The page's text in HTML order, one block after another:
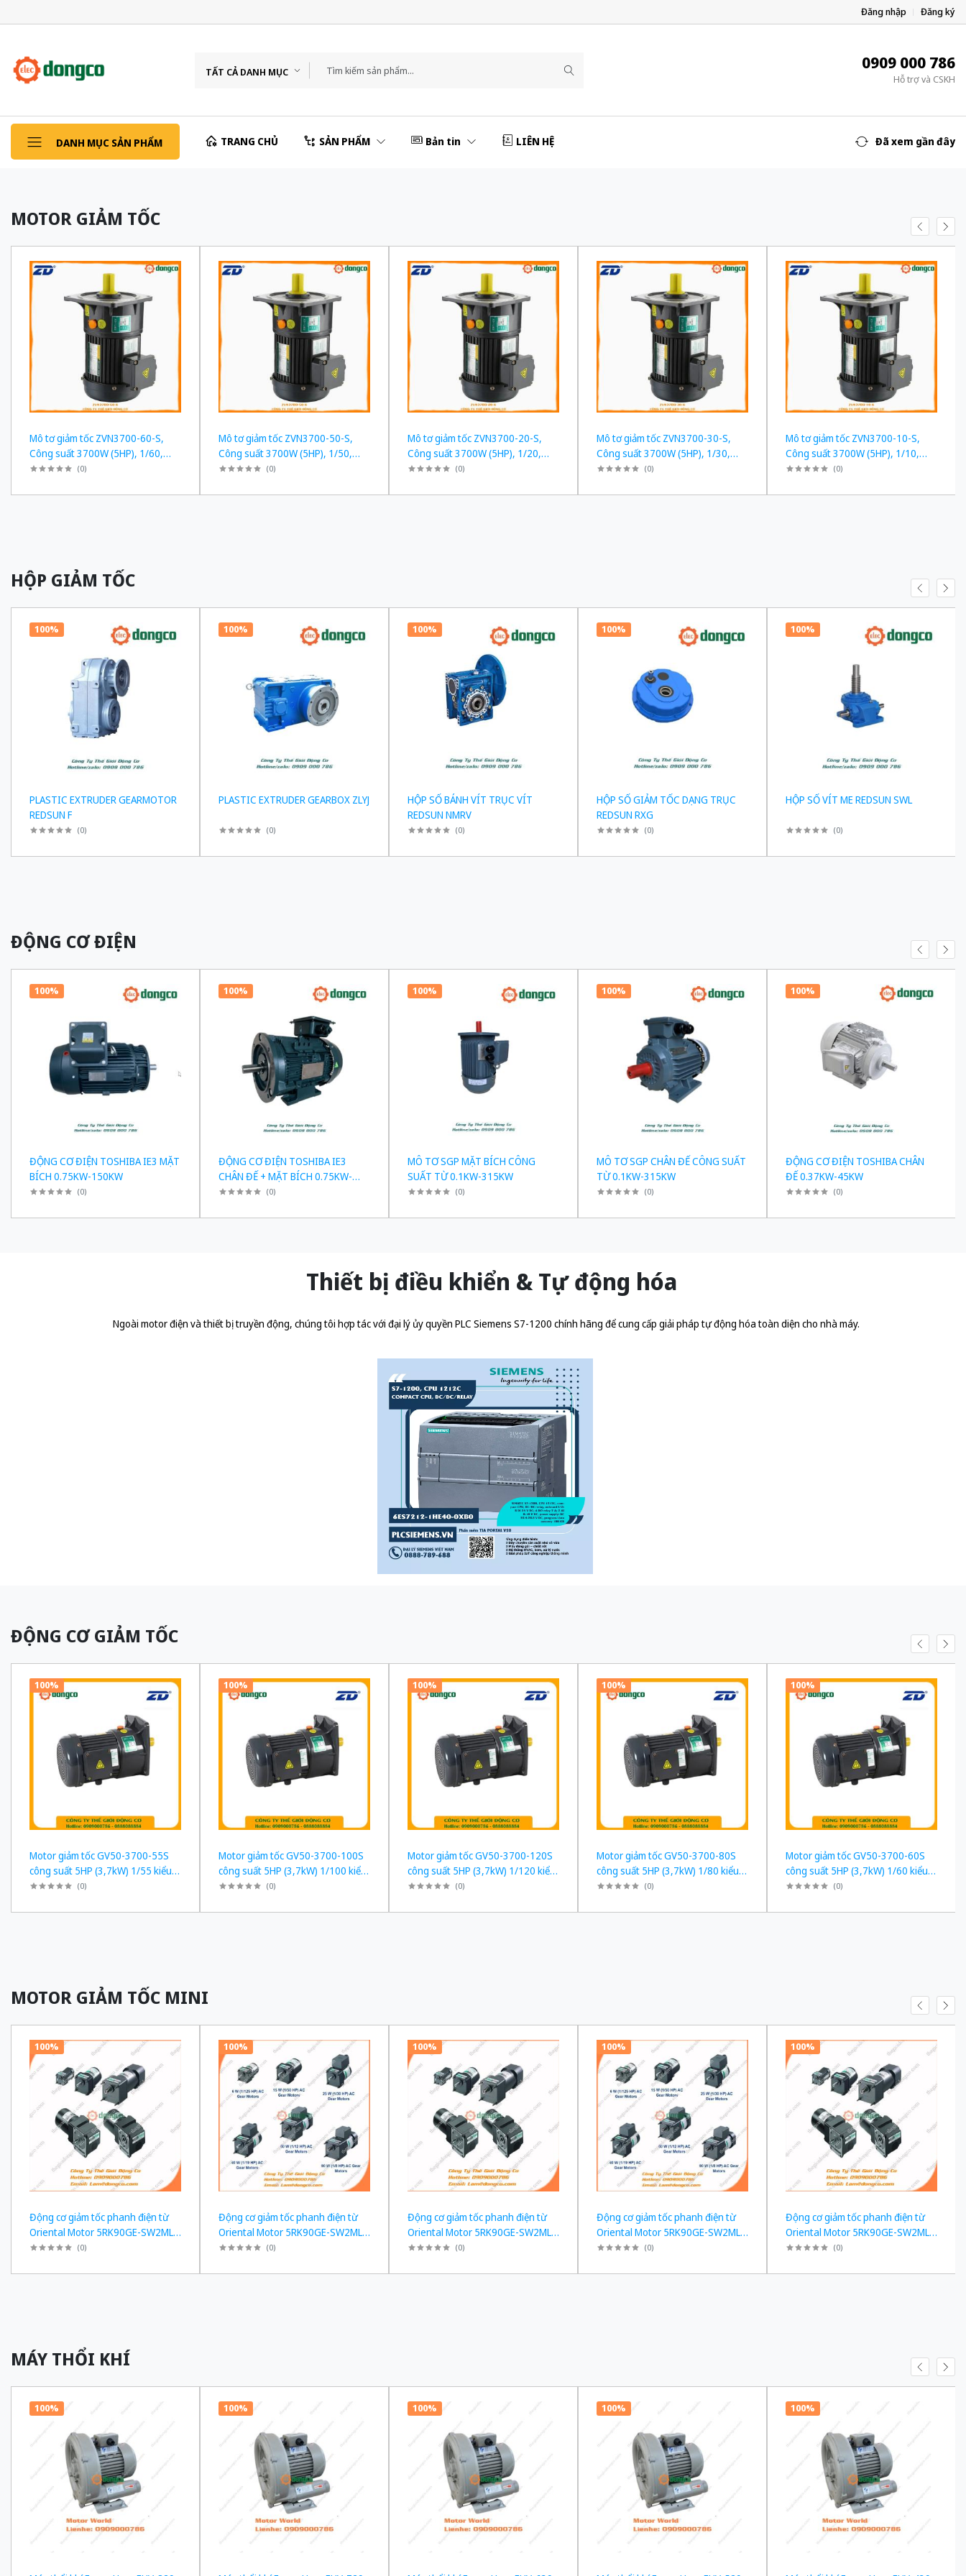
Đăng nhập Đăng ký
TẤT CẢ DANH MỤC 0909 000 786
Hỗ trợ và CSKH
DANH MỤC SẢN PHẨM TRANG CHỦ SẢN PHẨM Bản tin LIÊN HỆ Đã xem gần đây
MOTOR GIẢM TỐC
Mô tơ giảm tốc ZVN3700-60-S,
Công suất 3700W (5HP), 1/60,
Chân đế
(0)
Mô tơ giảm tốc ZVN3700-50-S,
Công suất 3700W (5HP), 1/50,
Chân đế
(0)
Mô tơ giảm tốc ZVN3700-20-S,
Công suất 3700W (5HP), 1/20,
Chân đế
(0)
Mô tơ giảm tốc ZVN3700-30-S,
Công suất 3700W (5HP), 1/30,
Chân đế
(0)
Mô tơ giảm tốc ZVN3700-10-S,
Công suất 3700W (5HP), 1/10,
Chân đế
(0)
HỘP GIẢM TỐC
100%
PLASTIC EXTRUDER GEARMOTOR
REDSUN F
(0)
100%
PLASTIC EXTRUDER GEARBOX ZLYJ
(0)
100%
HỘP SỐ BÁNH VÍT TRỤC VÍT
REDSUN NMRV
(0)
100%
HỘP SỐ GIẢM TỐC DẠNG TRỤC
REDSUN RXG
(0)
100%
HỘP SỐ VÍT ME REDSUN SWL
(0)
ĐỘNG CƠ ĐIỆN
100%
ĐỘNG CƠ ĐIỆN TOSHIBA IE3 MẶT
BÍCH 0.75KW-150KW
(0)
100%
ĐỘNG CƠ ĐIỆN TOSHIBA IE3
CHÂN ĐẾ + MẶT BÍCH 0.75KW-
150KW
(0)
100%
MÔ TƠ SGP MẶT BÍCH CÔNG
SUẤT TỪ 0.1KW-315KW
(0)
100%
MÔ TƠ SGP CHÂN ĐẾ CÔNG SUẤT
TỪ 0.1KW-315KW
(0)
100%
ĐỘNG CƠ ĐIỆN TOSHIBA CHÂN
ĐẾ 0.37KW-45KW
(0)
Thiết bị điều khiển & Tự động hóa
Ngoài motor điện và thiết bị truyền động, chúng tôi hợp tác với đại lý ủy quyền PLC Siemens S7-1200 chính hãng để cung cấp giải pháp tự động hóa toàn diện cho nhà máy.
ĐỘNG CƠ GIẢM TỐC
100%
Motor giảm tốc GV50-3700-55S
công suất 5HP (3,7kW) 1/55 kiểu
lắp Mặt bích
(0)
100%
Motor giảm tốc GV50-3700-100S
công suất 5HP (3,7kW) 1/100 kiểu
lắp Mặt bích
(0)
100%
Motor giảm tốc GV50-3700-120S
công suất 5HP (3,7kW) 1/120 kiểu
lắp Mặt bích
(0)
100%
Motor giảm tốc GV50-3700-80S
công suất 5HP (3,7kW) 1/80 kiểu
lắp Mặt bích
(0)
100%
Motor giảm tốc GV50-3700-60S
công suất 5HP (3,7kW) 1/60 kiểu
lắp Mặt bích
(0)
MOTOR GIẢM TỐC MINI
100%
Động cơ giảm tốc phanh điện từ
Oriental Motor 5RK90GE-SW2ML +
5GE180KF công suất 60W tỉ số
(0)
100%
Động cơ giảm tốc phanh điện từ
Oriental Motor 5RK90GE-SW2ML +
5GE150KF công suất 60W tỉ số
(0)
100%
Động cơ giảm tốc phanh điện từ
Oriental Motor 5RK90GE-SW2ML +
5GE120KF công suất 60W tỉ số
(0)
100%
Động cơ giảm tốc phanh điện từ
Oriental Motor 5RK90GE-SW2ML +
5GE100KF công suất 60W tỉ số
(0)
100%
Động cơ giảm tốc phanh điện từ
Oriental Motor 5RK90GE-SW2ML +
5GE90KF công suất 60W tỉ số
(0)
MÁY THỔI KHÍ
100% 100% 100% 100% 100%